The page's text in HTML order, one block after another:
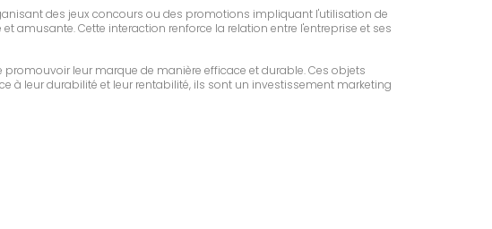
des jeux concours ou des promotions impliquant l'utilisation de
amusante. Cette interaction renforce la relation entre l'entreprise et ses
leur marque de manière efficace et durable. Ces objets
à leur durabilité et leur rentabilité, ils sont un investissement marketing